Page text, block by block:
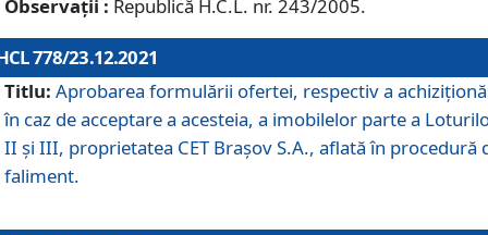
Observații : Republică H.C.L. nr. 243/2005.
778/23.12.2021
Titlu: Aprobarea formulării ofertei, respectiv a
în caz de acceptare a acesteia, a imobilelor parte a
II și III, proprietatea CET Brașov S.A., aflată în procedură
faliment.